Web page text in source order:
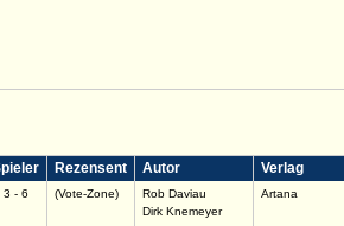
Rezensent Autor Verlag
3 - 6 (Vote-Zone)
Rob Daviau
Dirk Knemeyer
Artana